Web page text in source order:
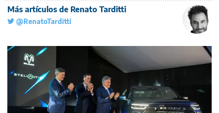
Más artículos de Renato Tarditti
@RenatoTarditti